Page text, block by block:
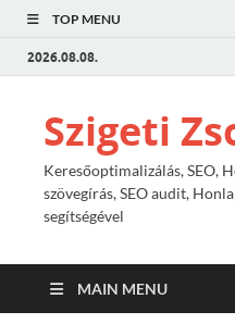
TOP MENU
2026.08.08.
Szigeti
Keresőoptimalizálás, SEO,
szövegírás, SEO audit,
segítségével
MAIN MENU